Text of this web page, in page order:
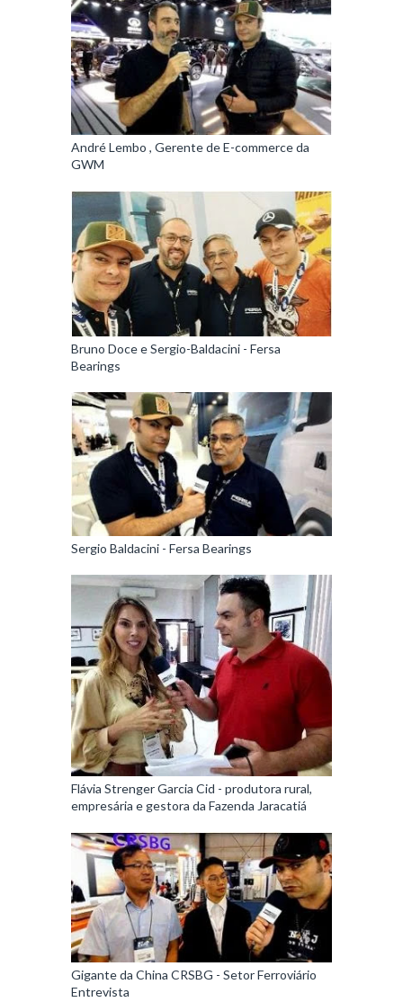
André Lembo , Gerente de E-commerce da
GWM
Bruno Doce e Sergio-Baldacini - Fersa
Bearings
Sergio Baldacini - Fersa Bearings
Flávia Strenger Garcia Cid - produtora rural,
empresária e gestora da Fazenda Jaracatiá
Gigante da China CRSBG - Setor Ferroviário
Entrevista